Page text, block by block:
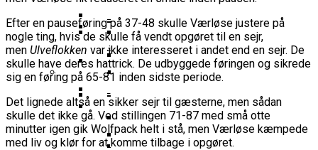
Møder FC Barcelona I Minicopa Endesa´s
Semifinale
Bakken Bears-Stjerne Skifter Til
Bundesligaen
Bakken Bears Sender Stjernespiller
Dansk Landstræner Efter Misset
EM-Slutrunde: “Vi Har Lagt
Noget Af Stien For Fremtiden”
Bakkens Supertalent
Nominerede Til Grundspillets
Bedste Unge Spiller
Vildt Comeback Og
Trepointsrekord: Bakken Bears
16-Årige Noah Nørgaard Slutter
Som Topscorer Til Youth
Champions League
Dansk Tenerife-Talent Med Ny
Brandkamp I Youth Champions
League
EuroCup
EuroLeague Udvider Til 20 Hold:
Dubai, Hapoel Og Valencia
Træder Ind På Europas Største
Scene
Landsholdet
Torsdag Jagter Noah Nørgaard
Sensation Mod Mægtige Real Madrid I
Spansk U18-Kvartfinale
Årige Udtaget Til Bruttotruppen
Mod Georgien
VM 2023 All-Second Team
Offentliggjort
Olympiske Lege
Morten Stig Jensen Om OL 2024:
“Vi Kan Forvente Os En Af De
Bedste Omgange OL
Nogensinde”
Ungdomspokalfinalerne: Her Er Alle
Vinderne
Ekstra Bladet Har Købt Rettighederne
Til Basketligaen
Klumme
Efter en pauseføring på 37-48 skulle Værløse justere på
nogle ting, hvis de skulle få vendt opgøret til en sejr,
men Ulveflokken var ikke interesseret i andet end en sejr. De
skulle have deres hattrick. De udbyggede føringen og sikrede
sig en føring på 65-81 inden sidste periode.
Det lignede altså en sikker sejr til gæsterne, men sådan
skulle det ikke gå. Ved stillingen 71-87 med små otte
minutter igen gik Wolfpack helt i stå, men Værløse kæmpede
med liv og klør for at komme tilbage i opgøret.